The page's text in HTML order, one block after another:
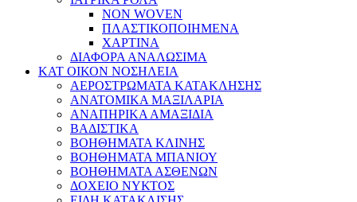
NON WOVEN
ΠΛΑΣΤΙΚΟΠΟΙΗΜΕΝΑ
ΧΑΡΤΙΝΑ
ΔΙΑΦΟΡΑ ΑΝΑΛΩΣΙΜΑ
ΚΑΤ ΟΙΚΟΝ ΝΟΣΗΛΕΙΑ
ΑΕΡΟΣΤΡΩΜΑΤΑ ΚΑΤΑΚΛΗΣΗΣ
ΑΝΑΤΟΜΙΚΑ ΜΑΞΙΛΑΡΙΑ
ΑΝΑΠΗΡΙΚΑ ΑΜΑΞΙΔΙΑ
ΒΑΔΙΣΤΙΚΑ
ΒΟΗΘΗΜΑΤΑ ΚΛΙΝΗΣ
ΒΟΗΘΗΜΑΤΑ ΜΠΑΝΙΟΥ
ΒΟΗΘΗΜΑΤΑ ΑΣΘΕΝΩΝ
ΔΟΧΕΙΟ ΝΥΚΤΟΣ